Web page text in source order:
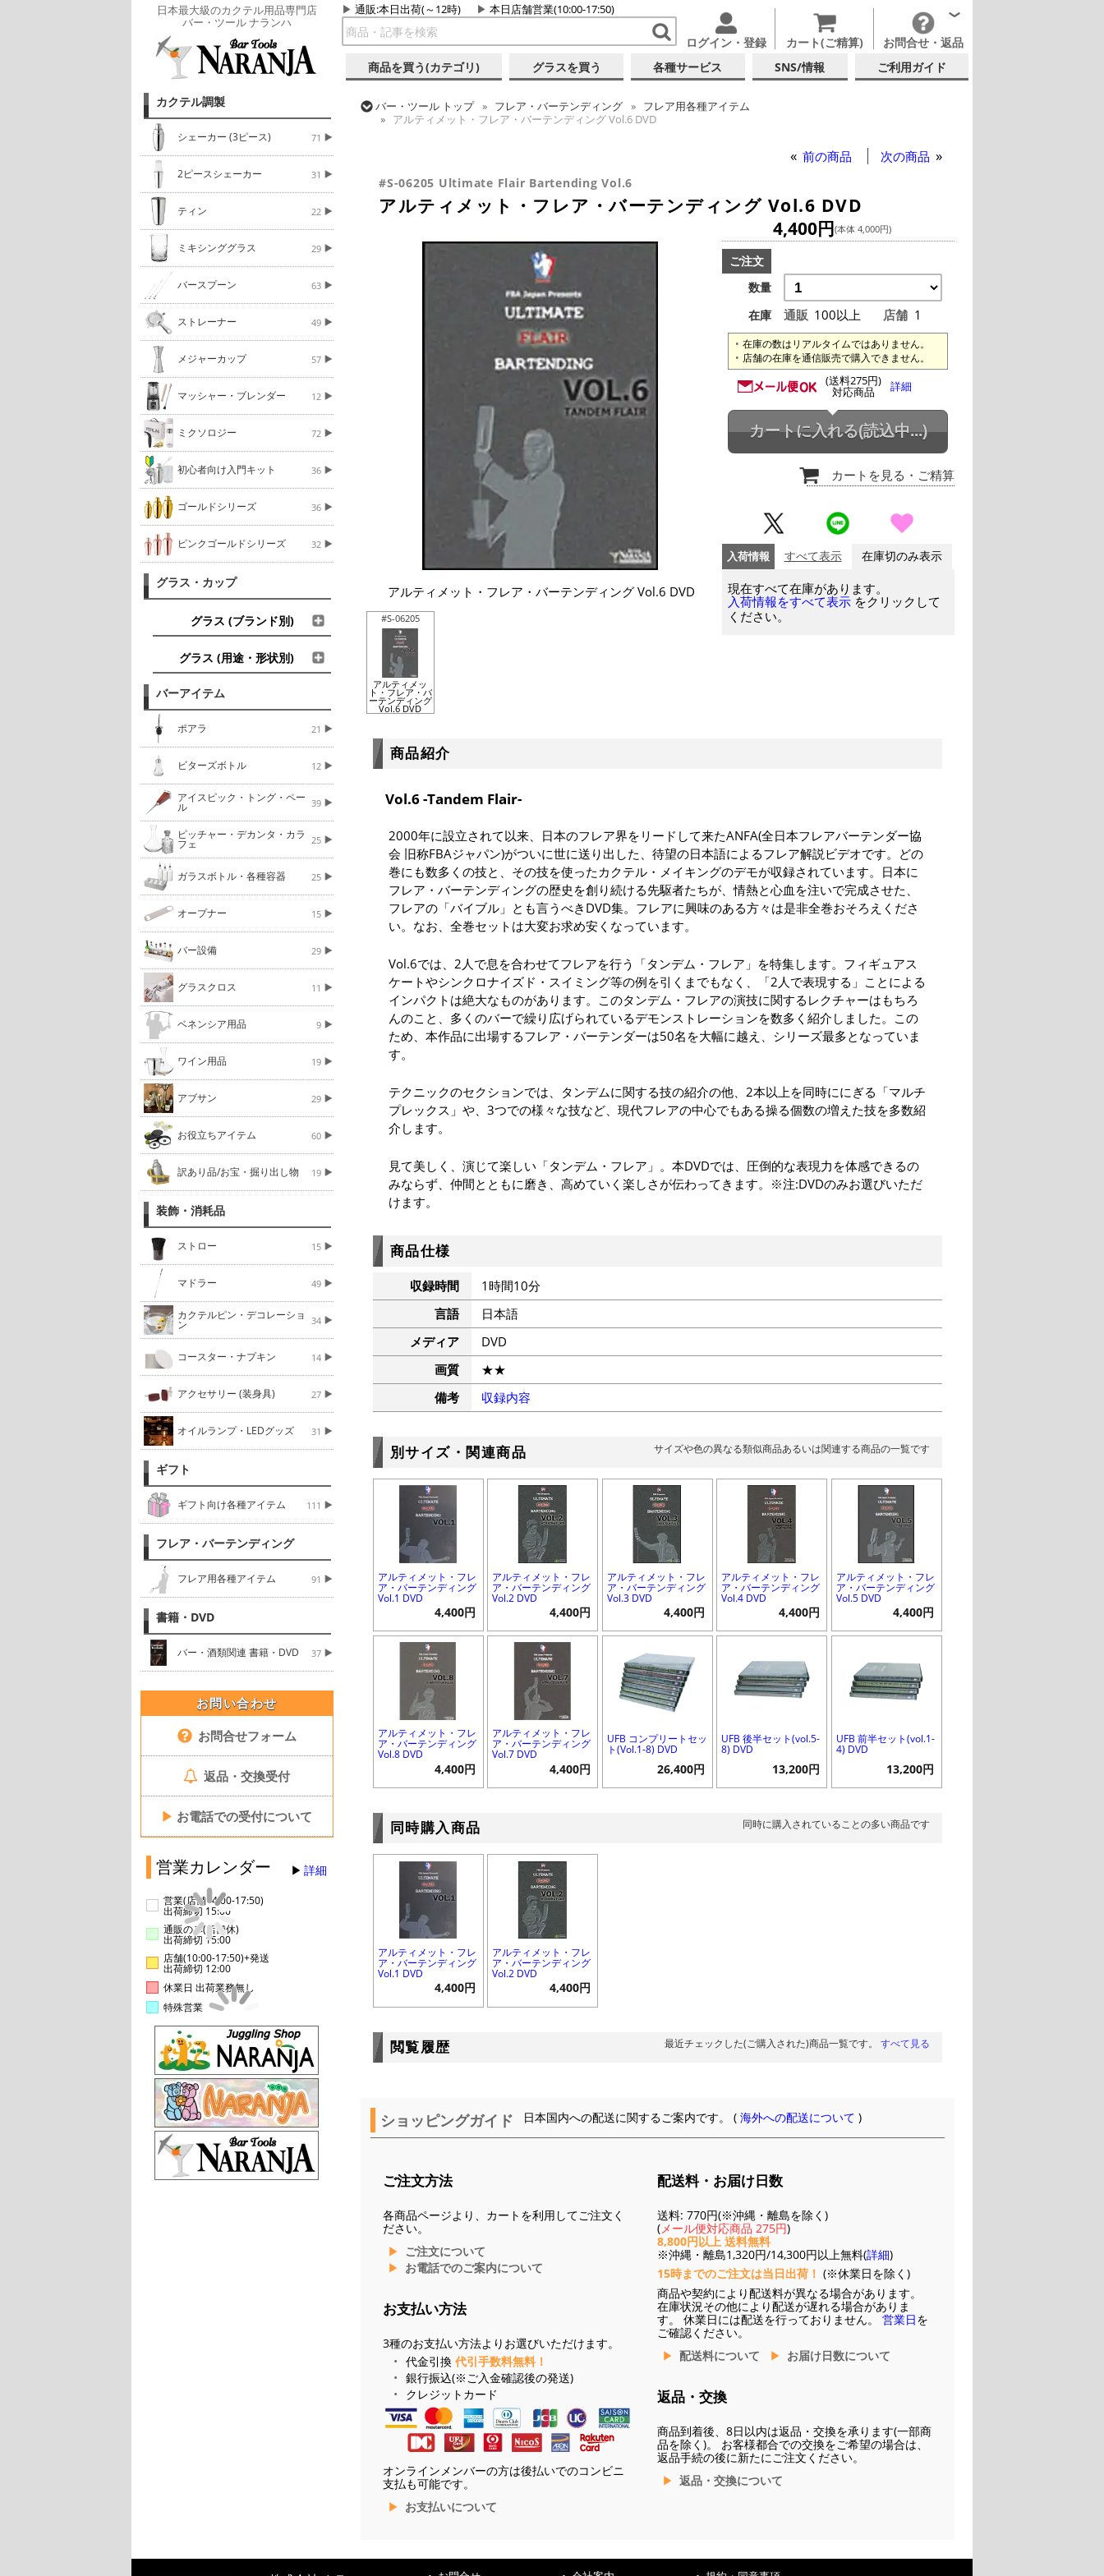
日本最大級のカクテル用品専門店
バー・ツール ナランハ
通販:本日出荷(～12時) 本日店舗営業(10:00-17:50)
ログイン・登録 カート(ご精算) お問合せ・返品
商品を買う(カテゴリ) グラスを買う 各種サービス SNS/情報 ご利用ガイド
カクテル調製
シェーカー (3ピース) 71
2ピースシェーカー 31
ティン 22
ミキシンググラス 29
バースプーン 63
ストレーナー 49
メジャーカップ 57
マッシャー・ブレンダー 12
ミクソロジー 72
初心者向け入門キット 36
ゴールドシリーズ 36
ピンクゴールドシリーズ 32
グラス・カップ
グラス (ブランド別)
グラス (用途・形状別)
バーアイテム
ポアラ 21
ビターズボトル 12
アイスピック・トング・ペー
ル 39
ピッチャー・デカンタ・カラ
フェ 25
ガラスボトル・各種容器 25
オープナー 15
バー設備 29
グラスクロス 11
ベネンシア用品 9
ワイン用品 19
アブサン 29
お役立ちアイテム 60
訳あり品/お宝・掘り出し物 19
装飾・消耗品
ストロー 15
マドラー 49
カクテルピン・デコレーショ
ン 34
コースター・ナプキン 14
アクセサリー (装身具) 27
オイルランプ・LEDグッズ 31
ギフト
ギフト向け各種アイテム 111
フレア・バーテンディング
フレア用各種アイテム 91
書籍・DVD
バー・酒類関連 書籍・DVD 37
お問い合わせ
お問合せフォーム
返品・交換受付
▶ お電話での受付について
営業カレンダー 詳細
営業(店舗14:00-17:50)
出荷締切 15:00
通販のみ(店舗休)
出荷締切 15:00
店舗(10:00-17:50)+発送
出荷締切 12:00
休業日 出荷業務無し
特殊営業
バー・ツール トップ フレア・バーテンディング
フレア用各種アイテム
アルティメット・フレア・バーテンディング Vol.6 DVD
前の商品 次の商品
#S-06205 Ultimate Flair Bartending Vol.6
アルティメット・フレア・バーテンディング Vol.6 DVD
アルティメット・フレア・バーテンディング Vol.6 DVD
#S-06205
アルティメッ
ト・フレア・バ
ーテンディング
Vol.6 DVD
4,400円(本体 4,000円)
ご注文
数量
在庫
通販 100以上 店舗 1
在庫の数はリアルタイムではありません。
店舗の在庫を通信販売で購入できません。
(送料275円)
対応商品 詳細
カートに入れる(読込中...)
カートを見る ・ご精算
入荷情報 すべて表示 在庫切のみ表示
現在すべて在庫があります。
入荷情報をすべて表示 をクリックして
ください。
商品紹介
Vol.6 -Tandem Flair-
2000年に設立されて以来、日本のフレア界をリードして来たANFA(全日本フレアバーテンダー協
会 旧称FBAジャパン)がついに世に送り出した、待望の日本語によるフレア解説ビデオです。どの
巻にも数多くの技と、その技を使ったカクテル・メイキングのデモが収録されています。日本に
フレア・バーテンディングの歴史を創り続ける先駆者たちが、情熱と心血を注いで完成させた、
フレアの「バイブル」とも言うべきDVD集。フレアに興味のある方々は是非全巻おそろえくださ
い。なお、全巻セットは大変お求め安くなっています。
Vol.6では、2人で息を合わせてフレアを行う「タンデム・フレア」を特集します。フィギュアス
ケートやシンクロナイズド・スイミング等の例を引くまでもなく、「2人で表現する」ことによる
インパクトは絶大なものがあります。このタンデム・フレアの演技に関するレクチャーはもちろ
んのこと、多くのバーで繰り広げられているデモンストレーションを数多く紹介しました。この
ため、本作品に出場するフレア・バーテンダーは50名を大幅に越え、シリーズ最多となっていま
す。
テクニックのセクションでは、タンデムに関する技の紹介の他、2本以上を同時ににぎる「マルチ
プレックス」や、3つでの様々な技など、現代フレアの中心でもある操る個数の増えた技を多数紹
介します。
見て美しく、演じて楽しい「タンデム・フレア」。本DVDでは、圧倒的な表現力を体感できるの
みならず、仲間とともに磨き、高めていく楽しさが伝わってきます。※注:DVDのみお選びいただ
けます。
商品仕様
収録時間
1時間10分
言語
日本語
メディア
DVD
画質
★★
備考
収録内容
別サイズ・関連商品 サイズや色の異なる類似商品あるいは関連する商品の一覧です
アルティメット・フレ
ア・バーテンディング
Vol.1 DVD
4,400円
アルティメット・フレ
ア・バーテンディング
Vol.2 DVD
4,400円
アルティメット・フレ
ア・バーテンディング
Vol.3 DVD
4,400円
アルティメット・フレ
ア・バーテンディング
Vol.4 DVD
4,400円
アルティメット・フレ
ア・バーテンディング
Vol.5 DVD
4,400円
アルティメット・フレ
ア・バーテンディング
Vol.8 DVD
4,400円
アルティメット・フレ
ア・バーテンディング
Vol.7 DVD
4,400円
UFB コンプリートセッ
ト(Vol.1-8) DVD
26,400円
UFB 後半セット(vol.5-
8) DVD
13,200円
UFB 前半セット(vol.1-
4) DVD
13,200円
同時購入商品 同時に購入されていることの多い商品です
アルティメット・フレ
ア・バーテンディング
Vol.1 DVD
4,400円
アルティメット・フレ
ア・バーテンディング
Vol.2 DVD
4,400円
閲覧履歴 最近チェックした(ご購入された)商品一覧です。 すべて見る
ショッピングガイド 日本国内への配送に関するご案内です。 (海外への配送について )
ご注文方法
各商品ページより、カートを利用してご注文く
ださい。
ご注文について
お電話でのご案内について
お支払い方法
3種のお支払い方法よりお選びいただけます。
代金引換 代引手数料無料！
銀行振込(※ご入金確認後の発送)
クレジットカード
オンラインメンバーの方は後払いでのコンビニ
支払も可能です。
お支払いについて
配送料・お届け日数
送料: 770円(※沖縄・離島を除く)
( メール便対応商品 275円)
8,800円以上 送料無料
※沖縄・離島1,320円/14,300円以上無料(詳細)
15時までのご注文は当日出荷！ (※休業日を除く)
商品や契約により配送料が異なる場合があります。
在庫状況その他により配送が遅れる場合がありま
す。 休業日には配送を行っておりません。 営業日を
ご確認ください。
配送料について
お届け日数について
返品・交換
商品到着後、8日以内は返品・交換を承ります(一部商
品を除く)。 お客様都合での交換をご希望の場合は、
返品手続の後に新たにご注文ください。
返品・交換について